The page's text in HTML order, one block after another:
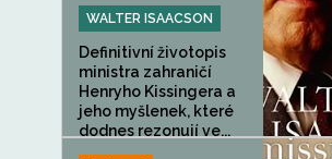
WALTER ISAACSON
Definitivní životopis
ministra zahraničí
Henryho Kissingera a
jeho myšlenek, které
dodnes rezonují ve...